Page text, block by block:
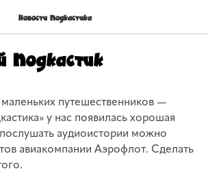
Новости Подкастика
путешественников —
у нас появилась хорошая
аудиоистории можно
авиакомпании Аэрофлот. Сделать